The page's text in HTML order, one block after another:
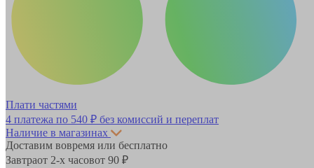
Плати частями
4 платежа по 540 ₽ без комиссий и переплат
Наличие в магазинах
Доставим вовремя или бесплатно
Завтраот 2-х часовот 90 ₽